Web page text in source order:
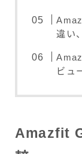
違い
ビュ
Amazfit